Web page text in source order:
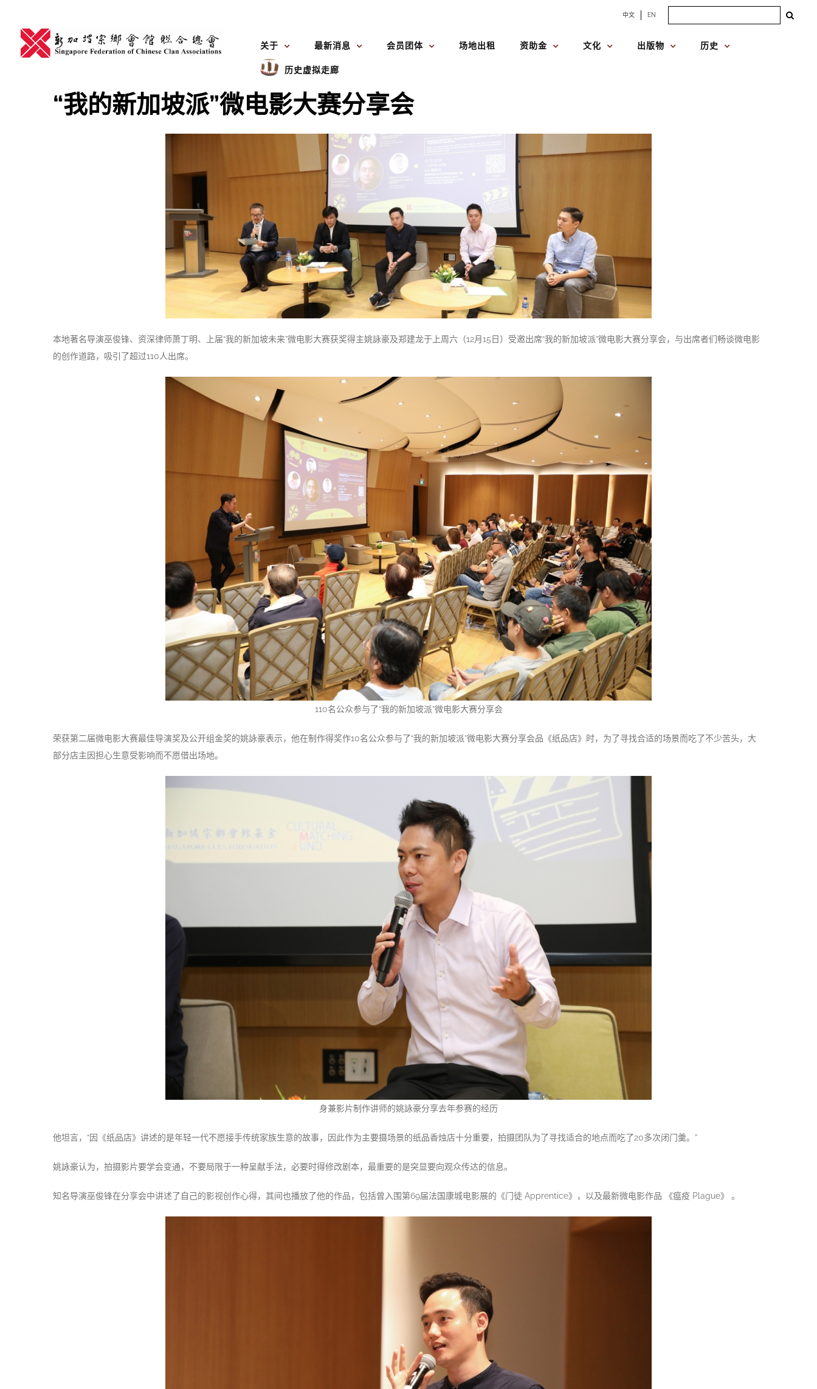
content
中文 EN
关于
最新消息 会员团体 场地出租 资助金 文化 出版物 历史
历史虚拟走廊
“我的新加坡派”微电影大赛分享会
本地著名导演巫俊锋、资深律师萧丁明、上届“我的新加坡未来”微电影大赛获奖得主姚詠豪及郑建龙于上周六（12月15日）受邀出席“我的新加坡派”微电影大赛分享会，与出席者们畅谈微电影
的创作道路，吸引了超过110人出席。
110名公众参与了“我的新加坡派”微电影大赛分享会
荣获第二届微电影大赛最佳导演奖及公开组金奖的姚詠豪表示，他在制作得奖作10名公众参与了“我的新加坡派”微电影大赛分享会品《纸品店》时，为了寻找合适的场景而吃了不少苦头，大
部分店主因担心生意受影响而不愿借出场地。
身兼影片制作讲师的姚詠豪分享去年参赛的经历
他坦言，“因《纸品店》讲述的是年轻一代不愿接手传统家族生意的故事，因此作为主要摄场景的纸品香烛店十分重要，拍摄团队为了寻找适合的地点而吃了20多次闭门羹。”
姚詠豪认为，拍摄影片要学会变通，不要局限于一种呈献手法，必要时得修改剧本，最重要的是突显要向观众传达的信息。
知名导演巫俊锋在分享会中讲述了自己的影视创作心得，其间也播放了他的作品，包括曾入围第69届法国康城电影展的《门徒 Apprentice》，以及最新微电影作品 《瘟疫 Plague》 。